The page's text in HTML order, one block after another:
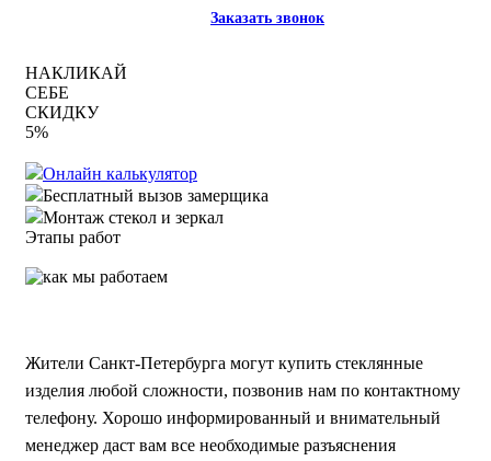
Заказать звонок
НАКЛИКАЙ
СЕБЕ
СКИДКУ
5%
Онлайн калькулятор
Бесплатный вызов замерщика
Монтаж стекол и зеркал
Этапы работ
Жители Санкт-Петербурга могут купить стеклянные
изделия любой сложности, позвонив нам по контактному
телефону. Хорошо информированный и внимательный
менеджер даст вам все необходимые разъяснения